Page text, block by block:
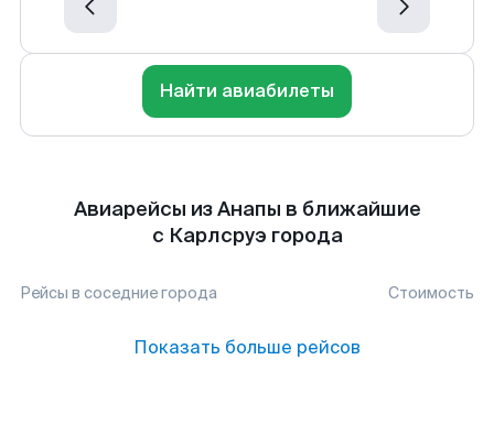
Найти авиабилеты
Авиарейсы из Анапы в ближайшие
с Карлсруэ города
Рейсы в соседние города Стоимость
Показать больше рейсов